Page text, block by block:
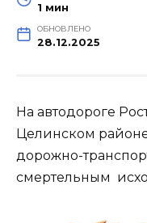
1 мин
ОБНОВЛЕНО
28.12.2025
На автодороге
Целинском
дорожно-
смертельным